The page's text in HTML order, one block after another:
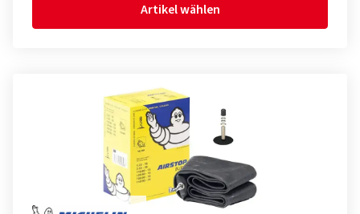
Artikel wählen